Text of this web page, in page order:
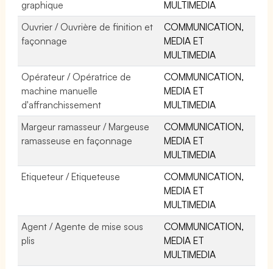
graphique
MULTIMEDIA
Ouvrier / Ouvrière de finition et
façonnage
COMMUNICATION,
MEDIA ET
MULTIMEDIA
Opérateur / Opératrice de
machine manuelle
d'affranchissement
COMMUNICATION,
MEDIA ET
MULTIMEDIA
Margeur ramasseur / Margeuse
ramasseuse en façonnage
COMMUNICATION,
MEDIA ET
MULTIMEDIA
Etiqueteur / Etiqueteuse
COMMUNICATION,
MEDIA ET
MULTIMEDIA
Agent / Agente de mise sous
plis
COMMUNICATION,
MEDIA ET
MULTIMEDIA